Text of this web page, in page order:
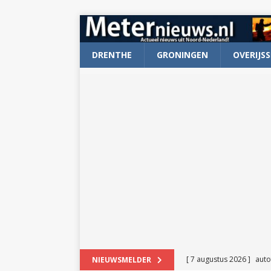
DRENTHE GRONINGEN
NIEUWSMELDER [ 7 augustus 2026 ]